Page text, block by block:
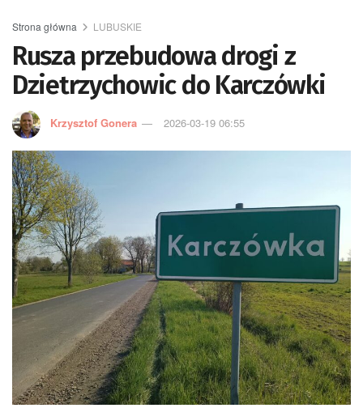
Strona główna LUBUSKIE
Rusza przebudowa drogi z
Dzietrzychowic do Karczówki
Krzysztof Gonera 2026-03-19 06:55